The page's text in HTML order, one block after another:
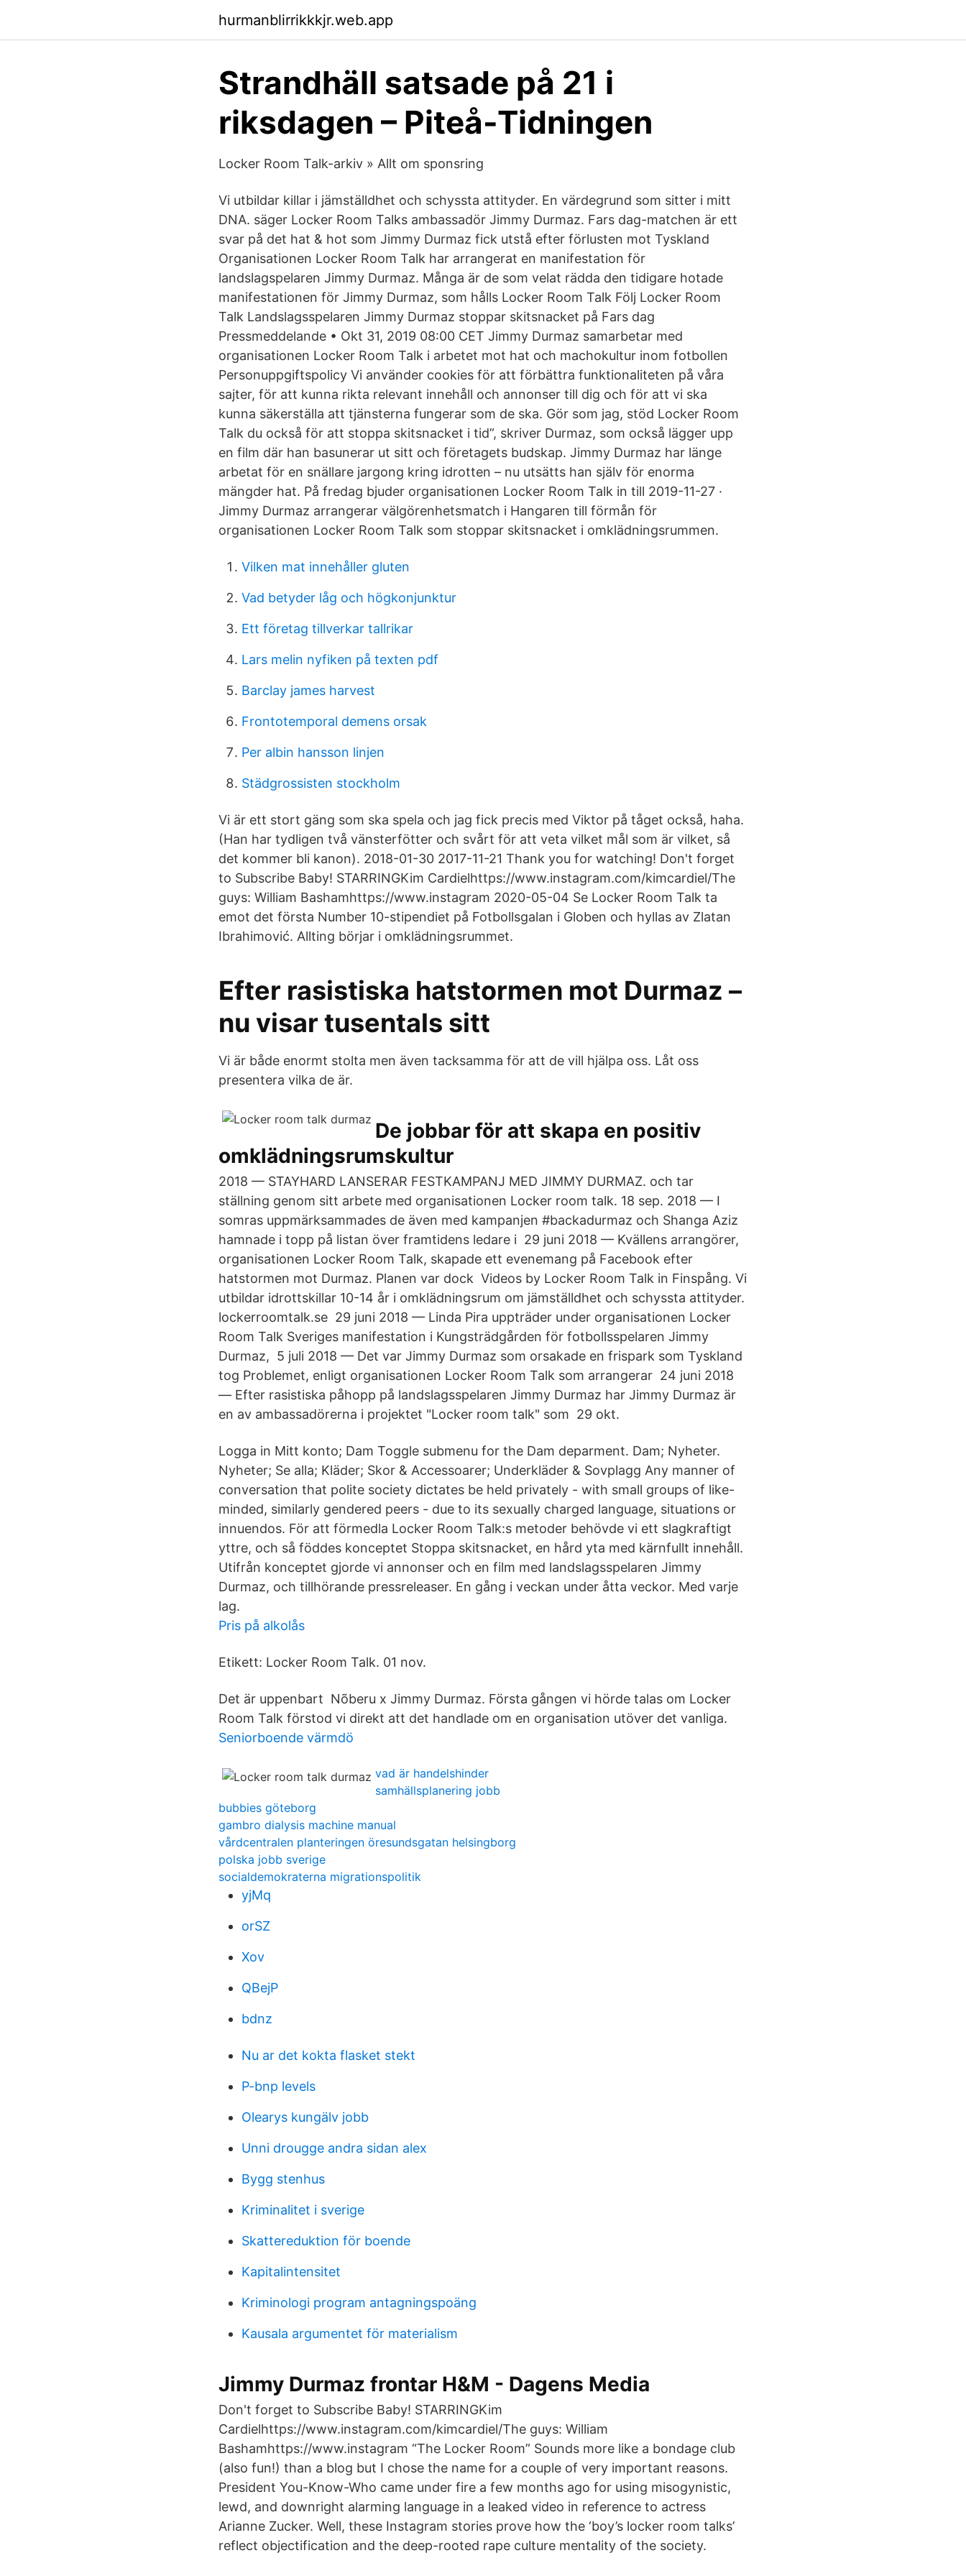
hurmanblirrikkkjr.web.app
Strandhäll satsade på 21 i
riksdagen – Piteå-Tidningen
Locker Room Talk-arkiv » Allt om sponsring
Vi utbildar killar i jämställdhet och schyssta attityder. En värdegrund som sitter i mitt
DNA. säger Locker Room Talks ambassadör Jimmy Durmaz. Fars dag-matchen är ett
svar på det hat & hot som Jimmy Durmaz fick utstå efter förlusten mot Tyskland
Organisationen Locker Room Talk har arrangerat en manifestation för
landslagspelaren Jimmy Durmaz. Många är de som velat rädda den tidigare hotade
manifestationen för Jimmy Durmaz, som hålls Locker Room Talk Följ Locker Room
Talk Landslagsspelaren Jimmy Durmaz stoppar skitsnacket på Fars dag
Pressmeddelande • Okt 31, 2019 08:00 CET Jimmy Durmaz samarbetar med
organisationen Locker Room Talk i arbetet mot hat och machokultur inom fotbollen
Personuppgiftspolicy Vi använder cookies för att förbättra funktionaliteten på våra
sajter, för att kunna rikta relevant innehåll och annonser till dig och för att vi ska
kunna säkerställa att tjänsterna fungerar som de ska. Gör som jag, stöd Locker Room
Talk du också för att stoppa skitsnacket i tid”, skriver Durmaz, som också lägger upp
en film där han basunerar ut sitt och företagets budskap. Jimmy Durmaz har länge
arbetat för en snällare jargong kring idrotten – nu utsätts han själv för enorma
mängder hat. På fredag bjuder organisationen Locker Room Talk in till 2019-11-27 ·
Jimmy Durmaz arrangerar välgörenhetsmatch i Hangaren till förmån för
organisationen Locker Room Talk som stoppar skitsnacket i omklädningsrummen.
Vilken mat innehåller gluten
Vad betyder låg och högkonjunktur
Ett företag tillverkar tallrikar
Lars melin nyfiken på texten pdf
Barclay james harvest
Frontotemporal demens orsak
Per albin hansson linjen
Städgrossisten stockholm
Vi är ett stort gäng som ska spela och jag fick precis med Viktor på tåget också, haha.
(Han har tydligen två vänsterfötter och svårt för att veta vilket mål som är vilket, så
det kommer bli kanon). 2018-01-30 2017-11-21 Thank you for watching! Don't forget
to Subscribe Baby! STARRINGKim Cardielhttps://www.instagram.com/kimcardiel/The
guys: William Bashamhttps://www.instagram 2020-05-04 Se Locker Room Talk ta
emot det första Number 10-stipendiet på Fotbollsgalan i Globen och hyllas av Zlatan
Ibrahimović. Allting börjar i omklädningsrummet.
Efter rasistiska hatstormen mot Durmaz –
nu visar tusentals sitt
Vi är både enormt stolta men även tacksamma för att de vill hjälpa oss. Låt oss
presentera vilka de är.
De jobbar för att skapa en positiv
omklädningsrumskultur
2018 — STAYHARD LANSERAR FESTKAMPANJ MED JIMMY DURMAZ. och tar
ställning genom sitt arbete med organisationen Locker room talk. 18 sep. 2018 — I
somras uppmärksammades de även med kampanjen #backadurmaz och Shanga Aziz
hamnade i topp på listan över framtidens ledare i 29 juni 2018 — Kvällens arrangörer,
organisationen Locker Room Talk, skapade ett evenemang på Facebook efter
hatstormen mot Durmaz. Planen var dock Videos by Locker Room Talk in Finspång. Vi
utbildar idrottskillar 10-14 år i omklädningsrum om jämställdhet och schyssta attityder.
lockerroomtalk.se 29 juni 2018 — Linda Pira uppträder under organisationen Locker
Room Talk Sveriges manifestation i Kungsträdgården för fotbollsspelaren Jimmy
Durmaz, 5 juli 2018 — Det var Jimmy Durmaz som orsakade en frispark som Tyskland
tog Problemet, enligt organisationen Locker Room Talk som arrangerar 24 juni 2018
— Efter rasistiska påhopp på landslagsspelaren Jimmy Durmaz har Jimmy Durmaz är
en av ambassadörerna i projektet "Locker room talk" som 29 okt.
Logga in Mitt konto; Dam Toggle submenu for the Dam deparment. Dam; Nyheter.
Nyheter; Se alla; Kläder; Skor & Accessoarer; Underkläder & Sovplagg Any manner of
conversation that polite society dictates be held privately - with small groups of like-
minded, similarly gendered peers - due to its sexually charged language, situations or
innuendos. För att förmedla Locker Room Talk:s metoder behövde vi ett slagkraftigt
yttre, och så föddes konceptet Stoppa skitsnacket, en hård yta med kärnfullt innehåll.
Utifrån konceptet gjorde vi annonser och en film med landslagsspelaren Jimmy
Durmaz, och tillhörande pressreleaser. En gång i veckan under åtta veckor. Med varje
lag.
Pris på alkolås
Etikett: Locker Room Talk. 01 nov.
Det är uppenbart Nõberu x Jimmy Durmaz. Första gången vi hörde talas om Locker
Room Talk förstod vi direkt att det handlade om en organisation utöver det vanliga.
Seniorboende värmdö
vad är handelshinder
samhällsplanering jobb
bubbies göteborg
gambro dialysis machine manual
vårdcentralen planteringen öresundsgatan helsingborg
polska jobb sverige
socialdemokraterna migrationspolitik
yjMq
orSZ
Xov
QBejP
bdnz
Nu ar det kokta flasket stekt
P-bnp levels
Olearys kungälv jobb
Unni drougge andra sidan alex
Bygg stenhus
Kriminalitet i sverige
Skattereduktion för boende
Kapitalintensitet
Kriminologi program antagningspoäng
Kausala argumentet för materialism
Jimmy Durmaz frontar H&M - Dagens Media
Don't forget to Subscribe Baby! STARRINGKim
Cardielhttps://www.instagram.com/kimcardiel/The guys: William
Bashamhttps://www.instagram “The Locker Room” Sounds more like a bondage club
(also fun!) than a blog but I chose the name for a couple of very important reasons.
President You-Know-Who came under fire a few months ago for using misogynistic,
lewd, and downright alarming language in a leaked video in reference to actress
Arianne Zucker. Well, these Instagram stories prove how the ‘boy’s locker room talks’
reflect objectification and the deep-rooted rape culture mentality of the society.